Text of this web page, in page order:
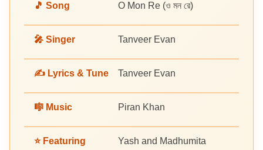
🎵 Song O Mon Re (ও মন রে)
🎤 Singer Tanveer Evan
✍️ Lyrics & Tune Tanveer Evan
🎼 Music Piran Khan
⭐ Featuring Yash and Madhumita